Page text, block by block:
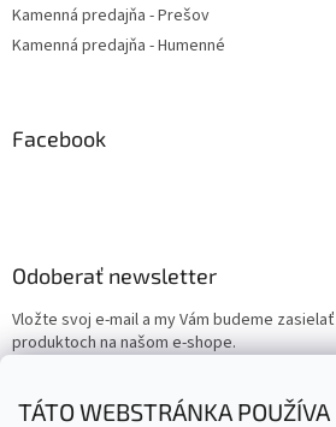
TÁTO WEBSTRÁNKA POUŽÍVA
Kamenná predajňa - Prešov
Kamenná predajňa - Humenné
Facebook
Odoberať newsletter
Vložte svoj e-mail a my Vám budeme
produktoch na našom e-shope.
Email